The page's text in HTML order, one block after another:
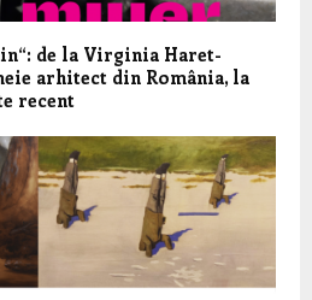
de la Virginia Haret-
arhitect din România, la
recent